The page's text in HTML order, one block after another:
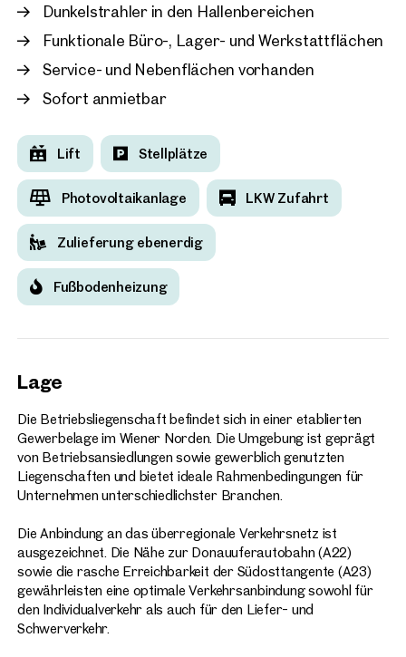
Dunkelstrahler in den Hallenbereichen
Funktionale Büro-, Lager- und Werkstattflächen
Service- und Nebenflächen vorhanden
Sofort anmietbar
Lift Stellplätze
Photovoltaikanlage LKW Zufahrt
Zulieferung ebenerdig
Fußbodenheizung
Lage
Die Betriebsliegenschaft befindet sich in einer etablierten
Gewerbelage im Wiener Norden. Die Umgebung ist geprägt
von Betriebsansiedlungen sowie gewerblich genutzten
Liegenschaften und bietet ideale Rahmenbedingungen für
Unternehmen unterschiedlichster Branchen.
Die Anbindung an das überregionale Verkehrsnetz ist
ausgezeichnet. Die Nähe zur Donauuferautobahn (A22)
sowie die rasche Erreichbarkeit der Südosttangente (A23)
gewährleisten eine optimale Verkehrsanbindung sowohl für
den Individualverkehr als auch für den Liefer- und
Schwerverkehr.
Norden
ca. 780 m² Nutzfläche
Verfügbar Nach